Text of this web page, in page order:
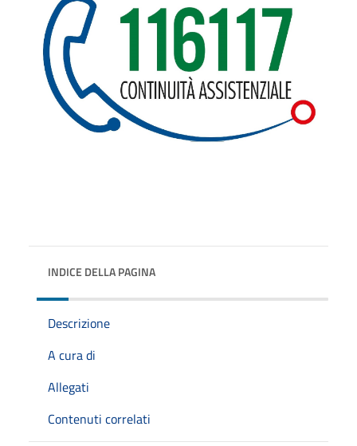
INDICE DELLA PAGINA
Descrizione
A cura di
Allegati
Contenuti correlati